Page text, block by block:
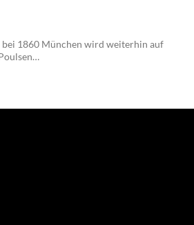
bei 1860 München wird weiterhin auf